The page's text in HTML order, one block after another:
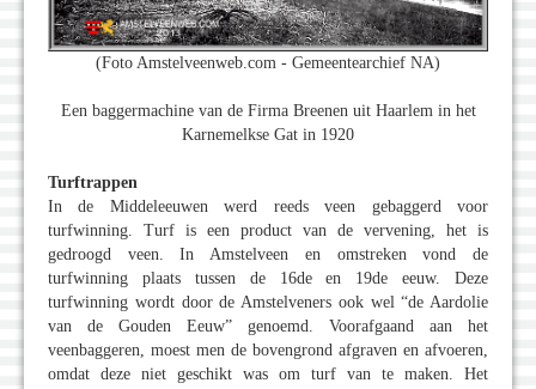
(Foto Amstelveenweb.com - Gemeentearchief NA)
Een baggermachine van de Firma Breenen uit Haarlem in het
Karnemelkse Gat in 1920
Turftrappen
In de Middeleeuwen werd reeds veen gebaggerd voor
turfwinning. Turf is een product van de vervening, het is
gedroogd veen. In Amstelveen en omstreken vond de
turfwinning plaats tussen de 16de en 19de eeuw. Deze
turfwinning wordt door de Amstelveners ook wel “de Aardolie
van de Gouden Eeuw” genoemd. Voorafgaand aan het
veenbaggeren, moest men de bovengrond afgraven en afvoeren,
omdat deze niet geschikt was om turf van te maken. Het